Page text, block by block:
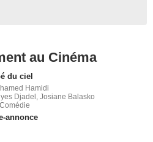
au Cinéma
du ciel
Hamidi
Djadel, Josiane Balasko
annonce